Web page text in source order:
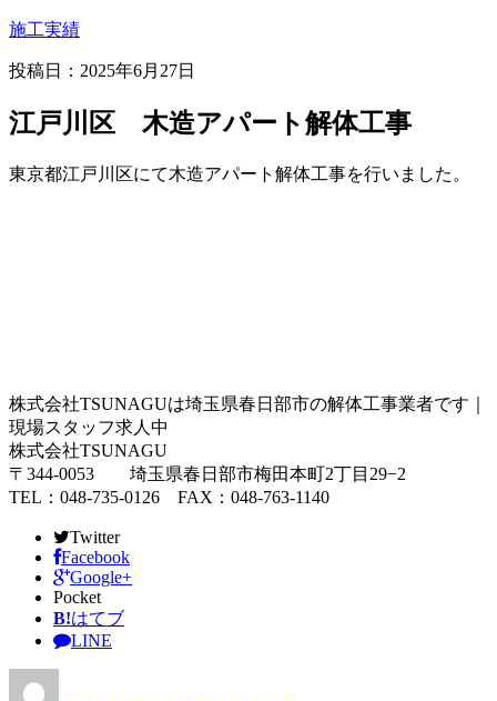
施工実績
投稿日：2025年6月27日
江戸川区 木造アパート解体工事
東京都江戸川区にて木造アパート解体工事を行いました。
株式会社TSUNAGUは埼玉県春日部市の解体工事業者です｜
現場スタッフ求人中
株式会社TSUNAGU
〒344-0053 埼玉県春日部市梅田本町2丁目29−2
TEL：048-735-0126 FAX：048-763-1140
Twitter
Facebook
Google+
Pocket
B!はてブ
LINE